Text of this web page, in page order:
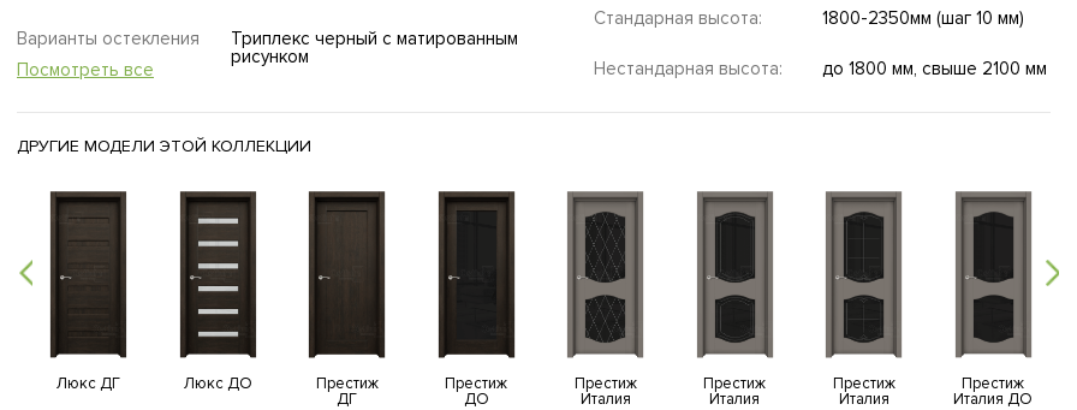
Варианты остекления
Посмотреть все
Триплекс черный с матированным
рисунком
Стандарная высота: 1800-2350мм (шаг 10 мм)
Нестандарная высота: до 1800 мм, свыше 2100 мм
ДРУГИЕ МОДЕЛИ ЭТОЙ КОЛЛЕКЦИИ
Люкс ДГ Люкс ДО
Престиж
ДГ
Престиж
ДО
Престиж
Италия
Престиж
Италия
Престиж
Италия
Престиж
Италия ДО